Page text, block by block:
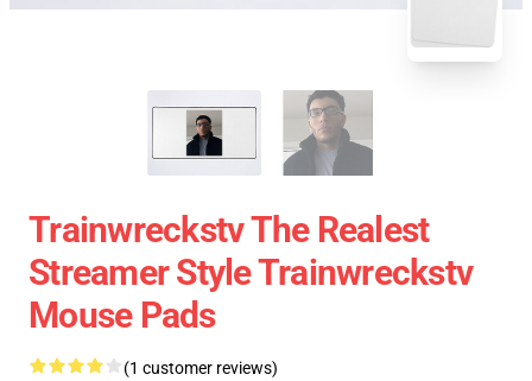
Trainwreckstv The Realest
Streamer Style Trainwreckstv
Mouse Pads
(1 customer reviews)